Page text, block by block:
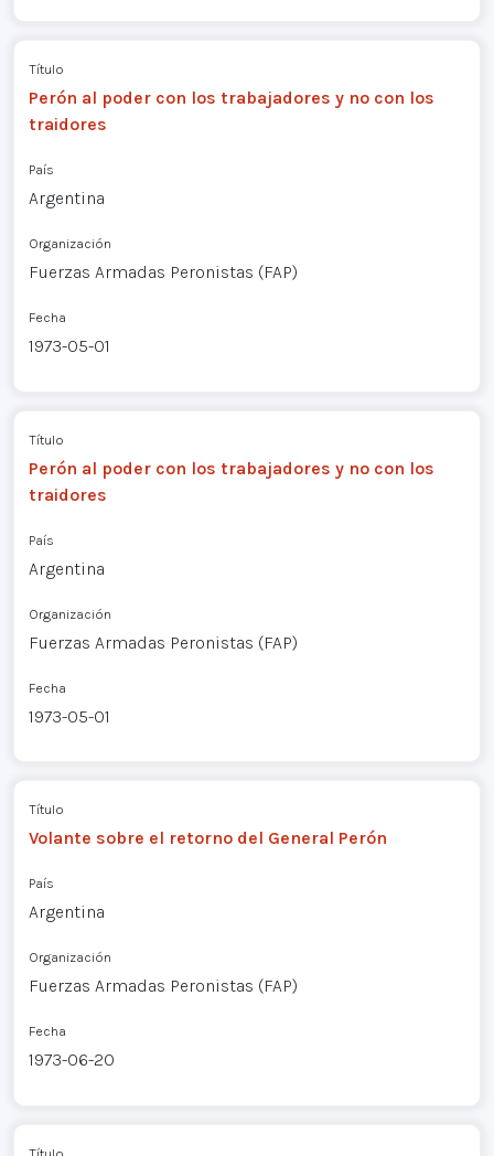
Título
Perón al poder con los trabajadores y no con los
traidores
País
Argentina
Organización
Fuerzas Armadas Peronistas (FAP)
Fecha
1973-05-01
Título
Perón al poder con los trabajadores y no con los
traidores
País
Argentina
Organización
Fuerzas Armadas Peronistas (FAP)
Fecha
1973-05-01
Título
Volante sobre el retorno del General Perón
País
Argentina
Organización
Fuerzas Armadas Peronistas (FAP)
Fecha
1973-06-20